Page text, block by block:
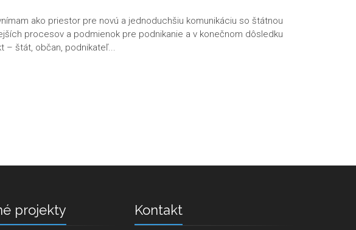
ako priestor pre novú a jednoduchšiu komunikáciu so štátnou
procesov a podmienok pre podnikanie a v konečnom dôsledku
– štát, občan, podnikateľ...
projekty Kontakt